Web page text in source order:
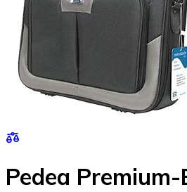
Pedea